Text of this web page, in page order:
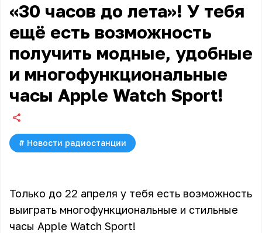
«30 часов до лета»! У тебя
ещё есть возможность
получить модные, удобные
и многофункциональные
часы Apple Watch Sport!
# Новости радиостанции
Только до 22 апреля у тебя есть возможность
выиграть многофункциональные и стильные
часы Apple Watch Sport!